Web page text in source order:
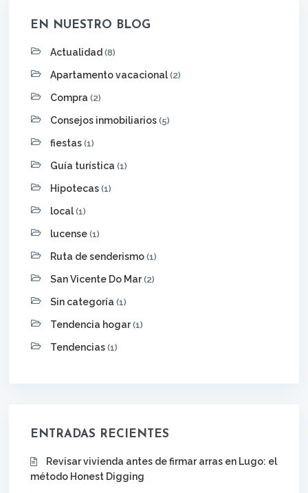
EN NUESTRO BLOG
Actualidad (8)
Apartamento vacacional(2)
Compra (2)
Consejos inmobiliarios (5)
fiestas (1)
Guía turística (1)
Hipotecas (1)
local(1)
lucense (1)
Ruta de senderismo (1)
San Vicente Do Mar(2)
Sin categoría (1)
Tendencia hogar(1)
Tendencias (1)
ENTRADAS RECIENTES
Revisar vivienda antes de firmar arras en Lugo: el
método Honest Digging